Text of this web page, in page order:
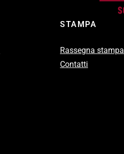
STAMPA
Rassegna stampa
Contatti